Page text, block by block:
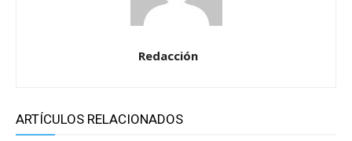
Redacción
ARTÍCULOS RELACIONADOS